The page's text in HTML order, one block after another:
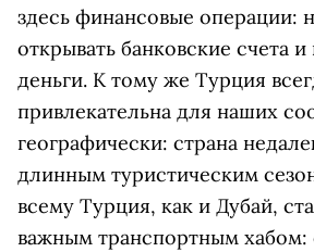
здесь финансовые операции:
открывать банковские счета
деньги. К тому же Турция
привлекательна для наших
географически: страна
длинным туристическим
всему Турция, как и Дубай,
важным транспортным